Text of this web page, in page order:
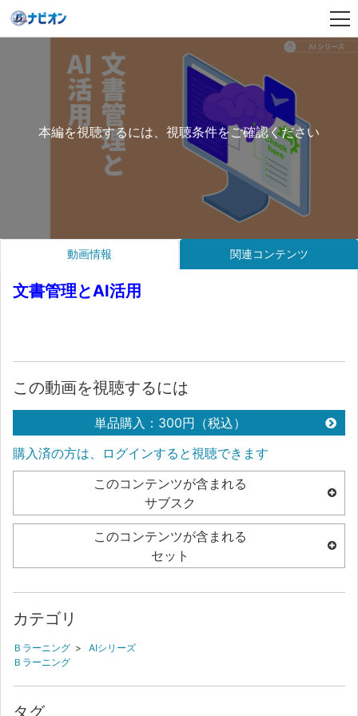
本編を視聴するには、視聴条件をご確認ください
動画情報 関連コンテンツ
文書管理とAI活用
この動画を視聴するには
単品購入：300円（税込）
購入済の方は、ログインすると視聴できます
このコンテンツが含まれる
サブスク
このコンテンツが含まれる
セット
カテゴリ
Ｂラーニング > AIシリーズ
Ｂラーニング